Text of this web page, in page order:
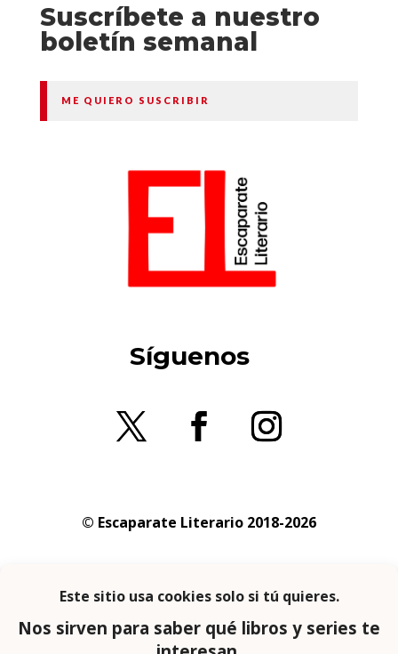
Suscríbete a nuestro
boletín semanal
ME QUIERO SUSCRIBIR
Síguenos
© Escaparate Literario 2018-2026
privacidad